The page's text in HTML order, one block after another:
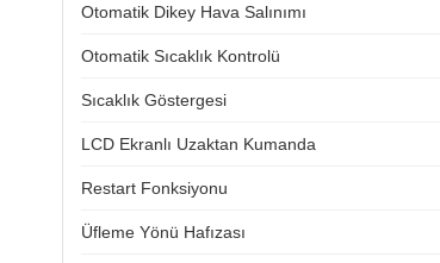
Otomatik Dikey Hava Salınımı
Otomatik Sıcaklık Kontrolü
Sıcaklık Göstergesi
LCD Ekranlı Uzaktan Kumanda
Restart Fonksiyonu
Üfleme Yönü Hafızası